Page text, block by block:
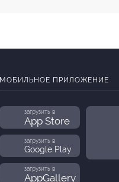
МОБИЛЬНОЕ ПРИЛОЖЕНИЕ
загрузить в
App Store
загрузить в
Google Play
загрузить в
AppGallery